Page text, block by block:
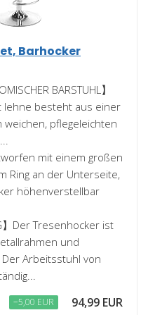
Barhocker
BARSTUHL】
lehne besteht aus einer
pflegeleichten
mit einem großen
Ring an der Unterseite,
höhenverstellbar
】Der Tresenhocker ist
und
Arbeitsstuhl von
−5,00 EUR 94,99 EUR